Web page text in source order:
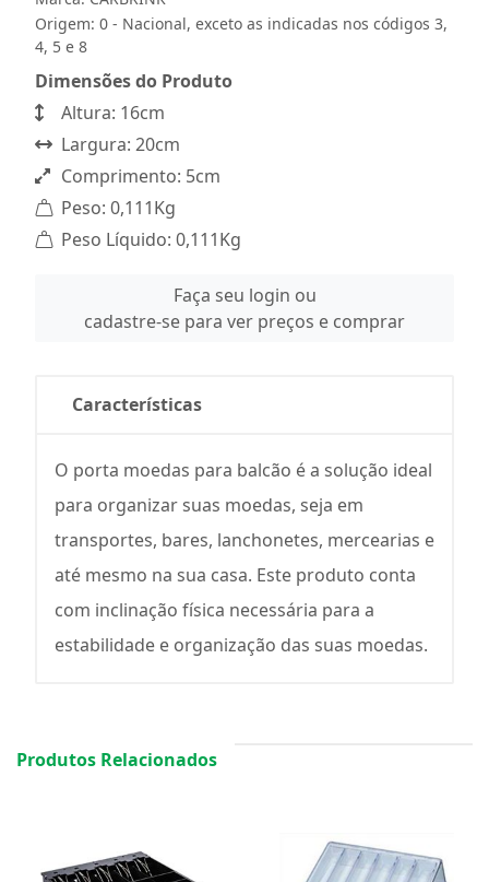
Origem: 0 - Nacional, exceto as indicadas nos códigos 3,
4, 5 e 8
Dimensões do Produto
Altura: 16cm
Largura: 20cm
Comprimento: 5cm
Peso: 0,111Kg
Peso Líquido: 0,111Kg
Faça seu login ou
cadastre-se para ver preços e comprar
Características
O porta moedas para balcão é a solução ideal
para organizar suas moedas, seja em
transportes, bares, lanchonetes, mercearias e
até mesmo na sua casa. Este produto conta
com inclinação física necessária para a
estabilidade e organização das suas moedas.
Produtos Relacionados